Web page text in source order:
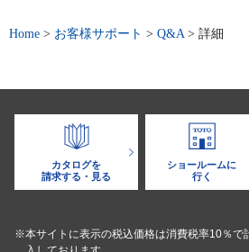
Home > お客様サポート > Q&A > 詳細
カタログを
請求する・見る
ショールームに
行く
※本サイトに表示の税込価格は消費税率10％で